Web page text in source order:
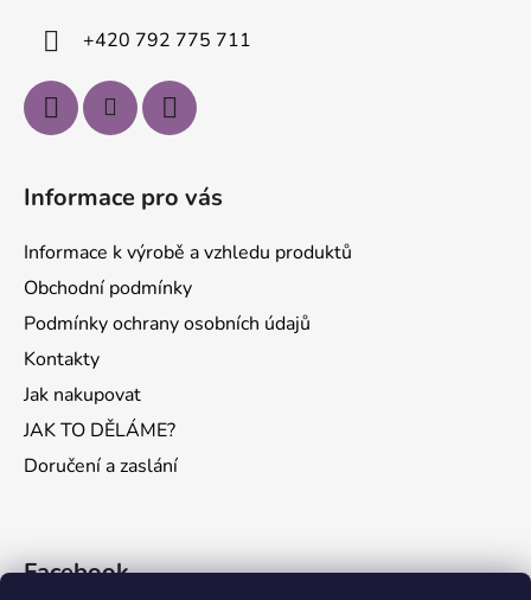
+420 792 775 711
Informace pro vás
Informace k výrobě a vzhledu produktů
Obchodní podmínky
Podmínky ochrany osobních údajů
Kontakty
Jak nakupovat
JAK TO DĚLÁME?
Doručení a zaslání
Facebook